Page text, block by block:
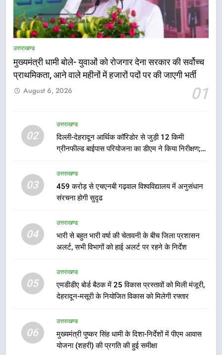
उत्तराखण्ड
मुख्यमंत्री धामी बोले- युवाओं को रोजगार देना सरकार की सर्वोच्च
प्राथमिकता, आने वाले महीनों में हजारों पदों पर की जाएगी भर्ती
01
August 6, 2026
02
उत्तराखण्ड
दिल्ली-देहरादून आर्थिक कॉरिडोर से जुड़ी 12 किमी
ग्रीनफील्ड बाईपास परियोजना का डीएम ने किया निरीक्षण;
सुरक्षा मानकों से कोई समझौता नहींः डीएम
03
उत्तराखण्ड
459 करोड़ से एचएनबी गढ़वाल विश्वविद्यालय में अनुसंधान
संरचना होगी सुदृढ
04
उत्तराखण्ड
भारी से बहुत भारी वर्षा की चेतावनी के बीच जिला प्रशासन
अलर्ट, सभी विभागों को हाई अलर्ट पर रहने के निर्देश
05
उत्तराखण्ड
एमडीडीए बोर्ड बैठक में 25 विकास प्रस्तावों को मिली मंजूरी,
देहरादून-मसूरी के नियोजित विकास को मिलेगी रफ्तार
06
उत्तराखण्ड
मुख्यमंत्री पुष्कर सिंह धामी के दिशा-निर्देशों में पीएम आवास
योजना (शहरी) की प्रगति की हुई समीक्षा
5
एमडीडीए बोर्ड बैठक में 25 विकास प्रस्तावों
6
की हुई समीक्षा
उत्तराखण्ड
अभियुक्त को दून पुलिस ने हरिद्वार से किया
गिरफ्तार
उत्तराखण्ड
8
भारी बारिश का अलर्ट! 6 अगस्त को
देहरादून में स्कूल बंद
1